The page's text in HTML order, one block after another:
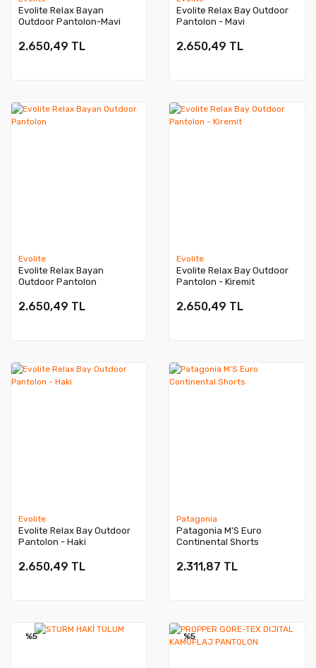
Evolite Relax Bayan
Outdoor Pantolon-Mavi
2.650,49 TL
Evolite Relax Bay Outdoor
Pantolon - Mavi
2.650,49 TL
Evolite
Evolite Relax Bayan
Outdoor Pantolon
2.650,49 TL
Evolite
Evolite Relax Bay Outdoor
Pantolon - Kiremit
2.650,49 TL
Evolite
Evolite Relax Bay Outdoor
Pantolon - Haki
2.650,49 TL
Patagonia
Patagonia M'S Euro
Continental Shorts
2.311,87 TL
%5 %5